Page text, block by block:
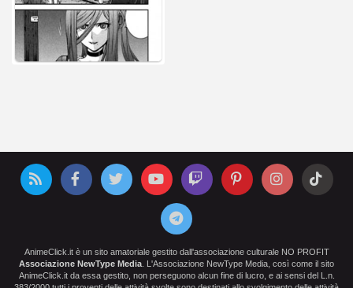
AnimeClick.it è un sito amatoriale gestito dall'associazione culturale NO PROFIT
Associazione NewType Media . L'Associazione NewType Media, così come il sito
AnimeClick.it da essa gestito, non perseguono alcun fine di lucro, e ai sensi del L.n.